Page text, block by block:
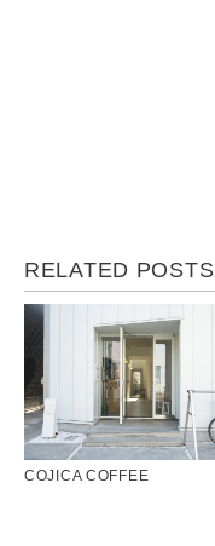
RELATED POSTS
COJICA COFFEE